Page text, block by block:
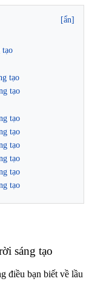
[ẩn]
tạo
tạo
tạo
tạo
tạo
tạo
tạo
tạo
tạo
sáng tạo
điều bạn biết về lầu